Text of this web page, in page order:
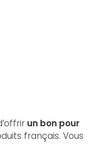
un bon pour
français. Vous